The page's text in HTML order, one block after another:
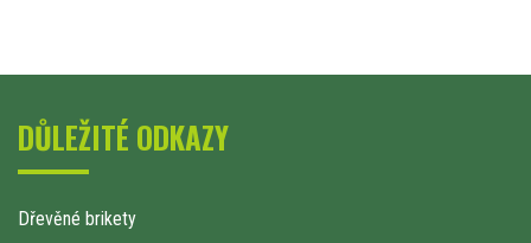
DŮLEŽITÉ ODKAZY
Dřevěné brikety